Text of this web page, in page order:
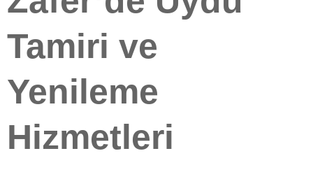
Tamiri ve
Yenileme
Hizmetleri